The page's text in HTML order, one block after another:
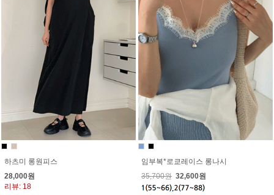
하츠미 롱원피스
28,000원
리뷰: 18
임부복*로쿄레이스 롱나시
35,700원 32,600원